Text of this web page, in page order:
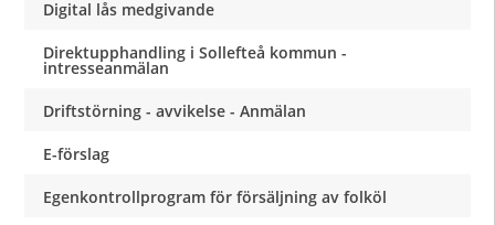
Digital lås medgivande
Direktupphandling i Sollefteå kommun -
intresseanmälan
Driftstörning - avvikelse - Anmälan
E-förslag
Egenkontrollprogram för försäljning av folköl